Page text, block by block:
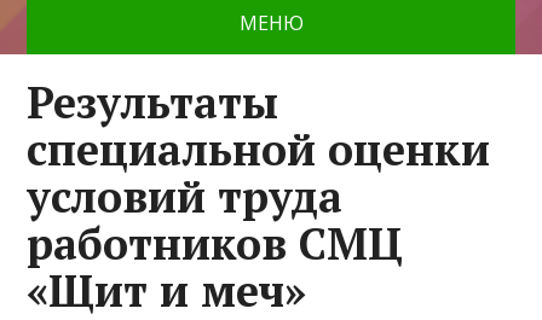
МЕНЮ
Результаты
специальной оценки
условий труда
работников СМЦ
«Щит и меч»